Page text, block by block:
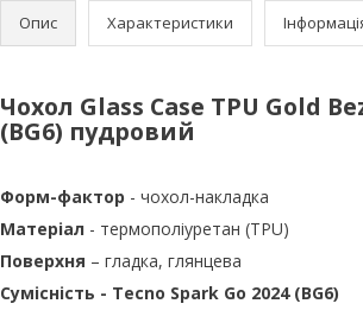
Опис Характеристики
Чохол Glass Case TPU Gold
(BG6) пудровий
Форм-фактор - чохол-накладка
Матеріал - термополіуретан (TPU)
Поверхня – гладка, глянцева
Сумісність - Tecno Spark Go 2024 (BG6)